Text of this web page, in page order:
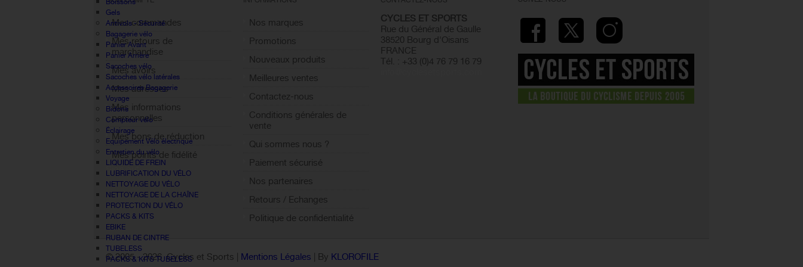
Boissons
Gels
Antivols - Sécurité
Bagagerie vélo
Panier Avant
Panier Arrière
Sacoches vélo
Sacoches vélo latérales
Accessoires Bagagerie
Voyage
Bidons
Compteur vélo
Éclairage
Equipement Vélo électrique
Entretien du vélo
LIQUIDE DE FREIN
LUBRIFICATION DU VÉLO
NETTOYAGE DU VÉLO
NETTOYAGE DE LA CHAÎNE
PROTECTION DU VÉLO
PACKS & KITS
EBIKE
RUBAN DE CINTRE
TUBELESS
PACKS & KITS TUBELESS
Mes commandes
Mes retours de
marchandise
Mes avoirs
Mes adresses
Mes informations
personnelles
Mes bons de réduction
Mes points de fidélité
Sign out
Nos marques
Promotions
Nouveaux produits
Meilleures ventes
Contactez-nous
Conditions générales de
vente
Qui sommes nous ?
Paiement sécurisé
Nos partenaires
Retours / Echanges
Politique de confidentialité
CYCLES ET SPORTS
Rue du Général de Gaulle
38520 Bourg d'Oisans
FRANCE
Tél. : +33 (0)4 76 79 16 79
© 2005 -2026 Cycles et Sports | Mentions Légales | By KLOROFILE